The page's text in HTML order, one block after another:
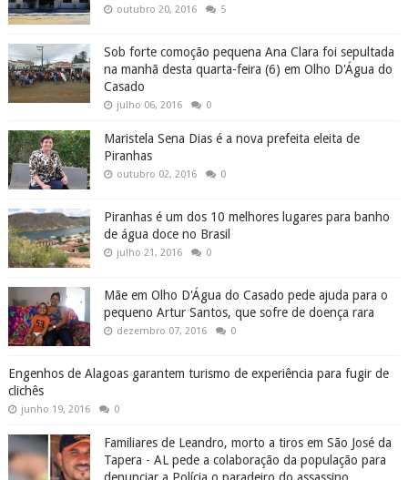
outubro 20, 2016 5
Sob forte comoção pequena Ana Clara foi sepultada
na manhã desta quarta-feira (6) em Olho D'Água do
Casado
julho 06, 2016 0
Maristela Sena Dias é a nova prefeita eleita de
Piranhas
outubro 02, 2016 0
Piranhas é um dos 10 melhores lugares para banho
de água doce no Brasil
julho 21, 2016 0
Mãe em Olho D'Água do Casado pede ajuda para o
pequeno Artur Santos, que sofre de doença rara
dezembro 07, 2016 0
Engenhos de Alagoas garantem turismo de experiência para fugir de
clichês
junho 19, 2016 0
Familiares de Leandro, morto a tiros em São José da
Tapera - AL pede a colaboração da população para